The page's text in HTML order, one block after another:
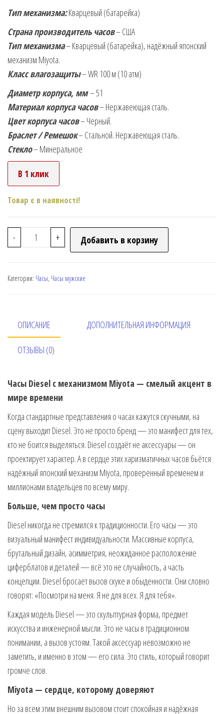
Тип механизма:Кварцевый (батарейка)
Страна производитель часов– США
Тип механизма– Кварцевый (батарейка), надёжный японский
механизм Miyota.
Класс влагозащиты– WR 100 м (10 атм)
Диаметр корпуса, мм– 51
Материал корпуса часов– Нержавеющая сталь.
Цвет корпуса часов– Черный.
Браслет / Ремешок– Стальной. Нержавеющая сталь.
Стекло– Минеральное
В 1 клик
Товар є в наявності!
- + Добавить в корзину
Категории: Часы, Часы мужские
ОПИСАНИЕ ДОПОЛНИТЕЛЬНАЯ ИНФОРМАЦИЯ
ОТЗЫВЫ (0)
Часы Diesel с механизмом Miyota — смелый акцент в
мире времени
Когда стандартные представления о часах кажутся скучными, на
сцену выходит Diesel. Это не просто бренд — это манифест для тех,
кто не боится выделяться. Diesel создаёт не аксессуары — он
проектирует характер. А в сердце этих харизматичных часов бьётся
надёжный японский механизм Miyota, проверенный временем и
миллионами владельцев по всему миру.
Больше, чем просто часы
Diesel никогда не стремился к традиционности. Его часы — это
визуальный манифест индивидуальности. Массивные корпуса,
брутальный дизайн, асимметрия, неожиданное расположение
циферблатов и деталей — всё это не случайность, а часть
концепции. Diesel бросает вызов скуке и обыденности. Они словно
говорят: «Посмотри на меня. Я не для всех. Я для тебя».
Каждая модель Diesel — это скульптурная форма, предмет
искусства и инженерной мысли. Это не часы в традиционном
понимании, а вызов устоям. Такой аксессуар невозможно не
заметить, и именно в этом — его сила. Это стиль, который говорит
громче слов.
Miyota — сердце, которому доверяют
Но за всем этим внешним вызовом стоит спокойная и надёжная